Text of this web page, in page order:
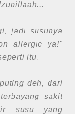
jadi susunya
allergic ya!"
itu.
deh, dari
sakit
susu yang